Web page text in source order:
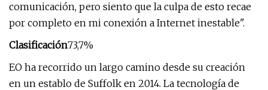
comunicación, pero siento que la culpa de esto recae
por completo en mi conexión a Internet inestable".
Clasificación73,7%
EO ha recorrido un largo camino desde su creación
en un establo de Suffolk en 2014. La tecnología de